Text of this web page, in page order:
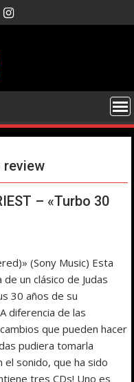
review
– «Turbo 30
(Sony Music) Esta
un clásico de Judas
30 años de su
diferencia de las
que pueden hacer
pudiera tomarla
el sonido, que ha sido
tres CDs! Uno es